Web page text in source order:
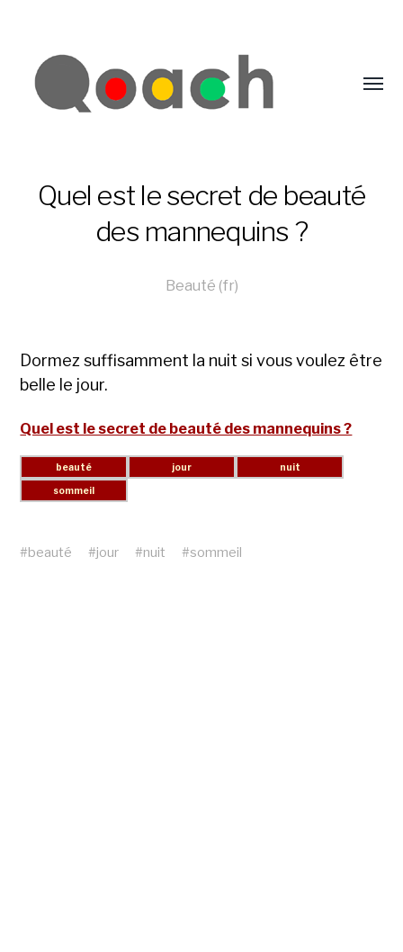
Quel est le secret de beauté
des mannequins ?
Beauté (fr)
Dormez suffisamment la nuit si vous voulez être
belle le jour.
Quel est le secret de beauté des mannequins ?
#beauté #jour #nuit #sommeil